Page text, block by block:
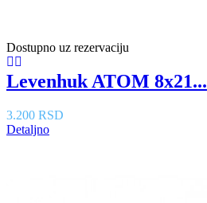
Dostupno uz rezervaciju
Levenhuk ATOM 8x21...
3.200 RSD
Detaljno